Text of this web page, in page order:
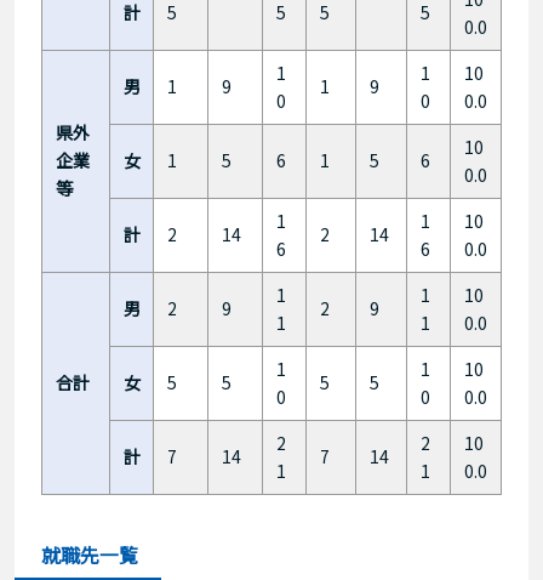
計 5 5 5 5
0.0
県外
企業
等
男 1 9
1
0
1 9
1
0
10
0.0
女 1 5 6 1 5 6
10
0.0
計 2 14
1
6
2 14
1
6
10
0.0
合計
男 2 9
1
1
2 9
1
1
10
0.0
女 5 5
1
0
5 5
1
0
10
0.0
計 7 14
2
1
7 14
2
1
10
0.0
就職先一覧